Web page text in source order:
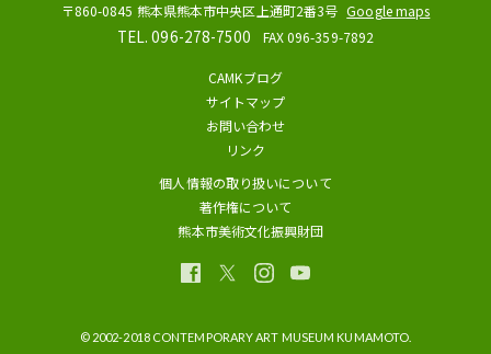
〒860-0845 熊本県熊本市中央区上通町2番3号 Google maps
TEL. 096-278-7500 FAX 096-359-7892
CAMKブログ
サイトマップ
お問い合わせ
リンク
個人情報の取り扱いについて
著作権について
熊本市美術文化振興財団
© 2002-2018 CONTEMPORARY ART MUSEUM KUMAMOTO.